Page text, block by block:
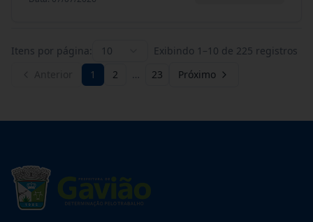
Itens por página: 10 Exibindo 1 –10 de 225 registros
1 2 … 23 Próximo